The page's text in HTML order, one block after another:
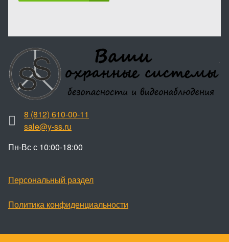
8 (812) 610-00-11
sale@y-ss.ru
Пн-Вс с 10:00-18:00
Персональный раздел
Политика конфиденциальности